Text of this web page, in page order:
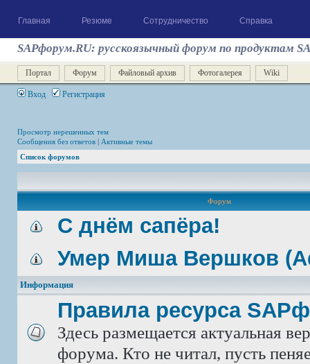
Главная Резюме Сотрудничество Справка
SAPфорум.RU: русскоязычный форум по продуктам
Портал Форум Файловый архив Фотогалерея Wiki
Вход Регистрация
Просмотр нерешенных тем
Сообщения без ответов | Активные темы
Список форумов
Форум
С днём сапёра!
Умер Миша Вершков
Информация
Правила ресурса
Здесь размещается актуальная
форума. Кто не читал, пусть